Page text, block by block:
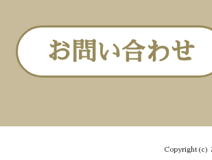
お問い合わせ
Copyright(c)